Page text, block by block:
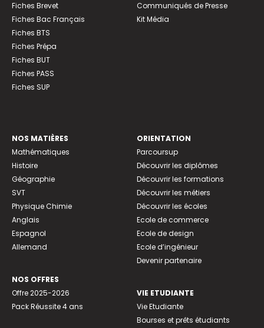
Fiches Brevet
Fiches Bac Français
Fiches BTS
Fiches Prépa
Fiches BUT
Fiches PASS
Fiches SUP
Communiqués de Presse
Kit Média
NOS MATIÈRES
Mathématiques
Histoire
Géographie
SVT
Physique Chimie
Anglais
Espagnol
Allemand
NOS OFFRES
Offre 2025-2026
Pack Réussite 4 ans
ORIENTATION
Parcoursup
Découvrir les diplômes
Découvrir les formations
Découvrir les métiers
Découvrir les écoles
Ecole de commerce
Ecole de design
Ecole d’ingénieur
Devenir partenaire
VIE ETUDIANTE
Vie Etudiante
Bourses et prêts étudiants